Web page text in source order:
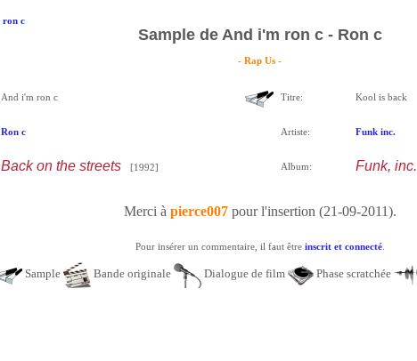
ron c
Sample de And i'm ron c - Ron c
- Rap Us -
And i'm ron c
Ron c
Back on the streets [1992]
Titre: Kool is back
Artiste: Funk inc.
Album: Funk, inc.
Merci à pierce007pour l'insertion (21-09-2011).
Pour insérer un commentaire, il faut être inscrit et connecté.
Sample Bande originale Dialogue de film Phase scratchée